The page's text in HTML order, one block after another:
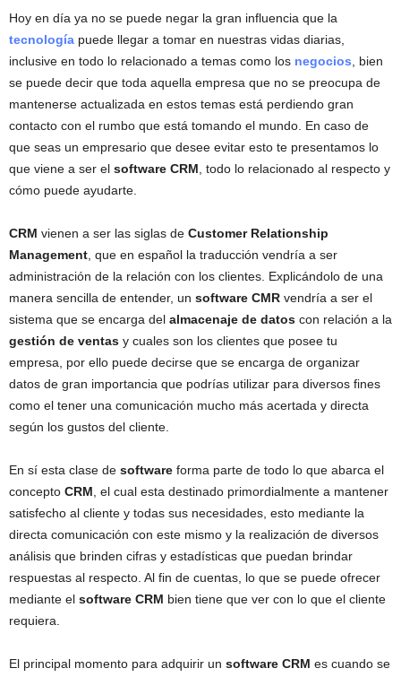
Hoy en día ya no se puede negar la gran influencia que la
tecnología puede llegar a tomar en nuestras vidas diarias,
inclusive en todo lo relacionado a temas como los negocios , bien
se puede decir que toda aquella empresa que no se preocupa de
mantenerse actualizada en estos temas está perdiendo gran
contacto con el rumbo que está tomando el mundo. En caso de
que seas un empresario que desee evitar esto te presentamos lo
que viene a ser el software CRM , todo lo relacionado al respecto y
cómo puede ayudarte.
CRM vienen a ser las siglas de Customer Relationship
Management , que en español la traducción vendría a ser
administración de la relación con los clientes. Explicándolo de una
manera sencilla de entender, un software CMR vendría a ser el
sistema que se encarga del almacenaje de datos con relación a la
gestión de ventas y cuales son los clientes que posee tu
empresa, por ello puede decirse que se encarga de organizar
datos de gran importancia que podrías utilizar para diversos fines
como el tener una comunicación mucho más acertada y directa
según los gustos del cliente.
En sí esta clase de software forma parte de todo lo que abarca el
concepto CRM , el cual esta destinado primordialmente a mantener
satisfecho al cliente y todas sus necesidades, esto mediante la
directa comunicación con este mismo y la realización de diversos
análisis que brinden cifras y estadísticas que puedan brindar
respuestas al respecto. Al fin de cuentas, lo que se puede ofrecer
mediante el software CRM bien tiene que ver con lo que el cliente
requiera.
El principal momento para adquirir un software CRM es cuando se